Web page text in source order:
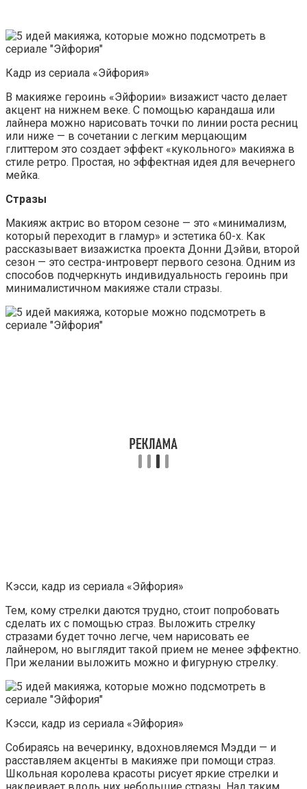
Кадр из сериала «Эйфория»
В макияже героинь «Эйфории» визажист часто делает
акцент на нижнем веке. С помощью карандаша или
лайнера можно нарисовать точки по линии роста ресниц
или ниже — в сочетании с легким мерцающим
глиттером это создает эффект «кукольного» макияжа в
стиле ретро. Простая, но эффектная идея для вечернего
мейка.
Стразы
Макияж актрис во втором сезоне — это «минимализм,
который переходит в гламур» и эстетика 60-х. Как
рассказывает визажистка проекта Донни Дэйви, второй
сезон — это сестра-интроверт первого сезона. Одним из
способов подчеркнуть индивидуальность героинь при
минималистичном макияже стали стразы.
Кэсси, кадр из сериала «Эйфория»
Тем, кому стрелки даются трудно, стоит попробовать
сделать их с помощью страз. Выложить стрелку
стразами будет точно легче, чем нарисовать ее
лайнером, но выглядит такой прием не менее эффектно.
При желании выложить можно и фигурную стрелку.
Кэсси, кадр из сериала «Эйфория»
Собираясь на вечеринку, вдохновляемся Мэдди — и
расставляем акценты в макияже при помощи страз.
Школьная королева красоты рисует яркие стрелки и